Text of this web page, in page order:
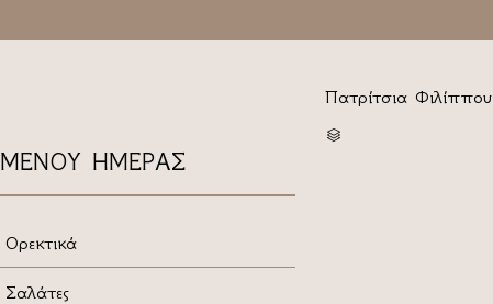
Πατρίτσια Φιλίππου

ΜΕΝΟΥ ΗΜΕΡΑΣ
Ορεκτικά
Σαλάτες